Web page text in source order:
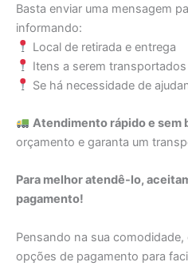
Basta enviar uma mensagem
informando:
Local de retirada e entrega
Itens a serem transportados
Se há necessidade de
Atendimento rápido e sem
orçamento e garanta um
Para melhor atendê-lo,
pagamento!
Pensando na sua
opções de pagamento para